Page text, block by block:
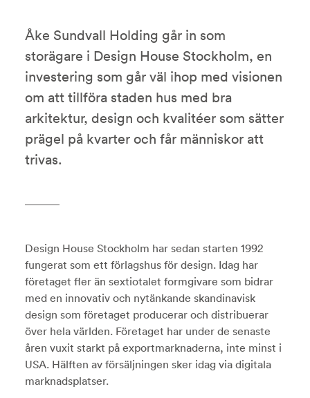
Åke Sundvall Holding går in som
storägare i Design House Stockholm, en
investering som går väl ihop med visionen
om att tillföra staden hus med bra
arkitektur, design och kvalitéer som sätter
prägel på kvarter och får människor att
trivas.
Design House Stockholm har sedan starten 1992
fungerat som ett förlagshus för design. Idag har
företaget fler än sextiotalet formgivare som bidrar
med en innovativ och nytänkande skandinavisk
design som företaget producerar och distribuerar
över hela världen. Företaget har under de senaste
åren vuxit starkt på exportmarknaderna, inte minst i
USA. Hälften av försäljningen sker idag via digitala
marknadsplatser.